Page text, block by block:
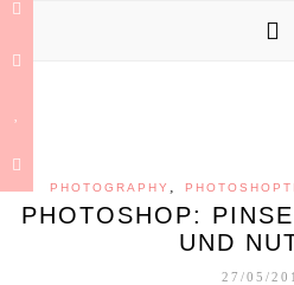
PHOTOGRAPHY ,
PHOTOSHOP:
UND
27/05/